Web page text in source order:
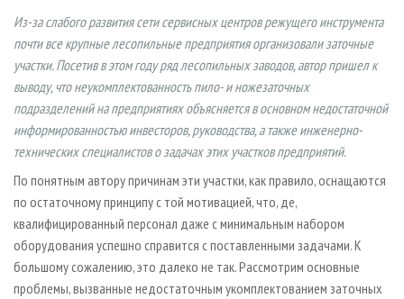
СУШКА ДРЕВЕСИНЫ
ПРОИЗВОДСТВО ДРЕВЕСНЫХ ПЛИТ
ДЕРЕВЯННОЕ ДОМОСТРОЕНИЕ
ПРОИЗВОДСТВО МЕБЕЛИ
БИОЭНЕРГЕТИКА
ЦБП
ИНСТРУМЕНТ И МАТЕРИАЛЫ
ПЕРСОНЫ
МОБИЛЬНЫЕ ВЫСТАВКИ
ОФИЦИАЛЬНЫЕ ДЕЛЕГАЦИИ
ПРИОРИТЕТНЫЕ ИНВЕСТПРОЕКТЫ
RUSSIAN FORESTRY REVIEW
ГАЗЕТА ЛЕСПРОМФОРУМ
БИБЛИОТЕКА СПЕЦИАЛИСТА
КОНТАКТЫ
РЕКЛАМА
РЕКЛАМА НА САЙТЕ
Из-за слабого развития сети сервисных центров режущего инструмента
почти все крупные лесопильные предприятия организовали заточные
участки. Посетив в этом году ряд лесопильных заводов, автор пришел к
выводу, что неукомплектованность пило- и ножезаточных
подразделений на предприятиях объясняется в основном недостаточной
информированностью инвесторов, руководства, а также инженерно-
технических специалистов о задачах этих участков предприятий.
По понятным автору причинам эти участки, как правило, оснащаются
по остаточному принципу с той мотивацией, что, де,
квалифицированный персонал даже с минимальным набором
оборудования успешно справится с поставленными задачами. К
большому сожалению, это далеко не так. Рассмотрим основные
проблемы, вызванные недостаточным укомплектованием заточных